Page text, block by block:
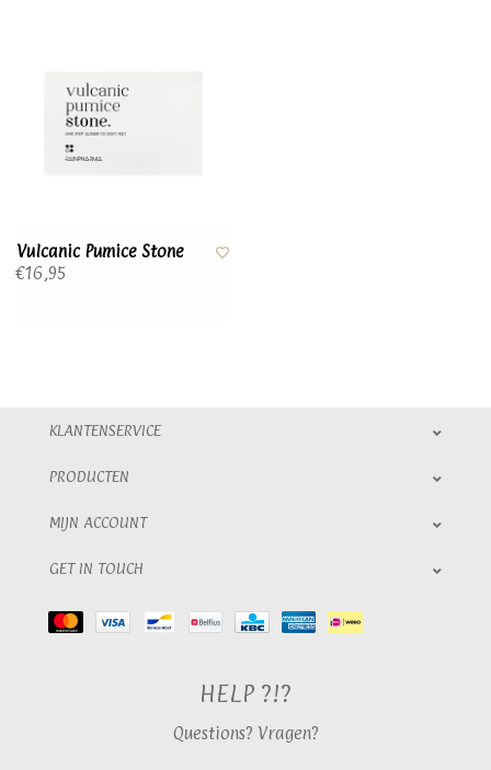
Vulcanic Pumice Stone
€16,95
KLANTENSERVICE
PRODUCTEN
MIJN ACCOUNT
GET IN TOUCH
HELP ?!?
Questions? Vragen?